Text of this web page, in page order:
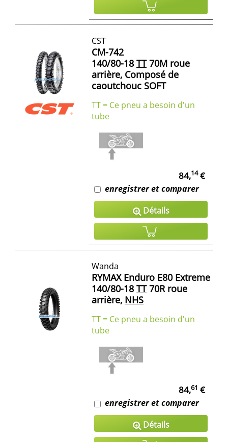
CST
CM-742
140/80-18 TT70M roue
arrière, Composé de
caoutchouc SOFT
TT = Ce pneu a besoin d'un
tube
84,14€
enregistrer et comparer
Détails
Wanda
RYMAX Enduro E80 Extreme
140/80-18 TT70R roue
arrière, NHS
TT = Ce pneu a besoin d'un
tube
84,61 €
enregistrer et comparer
Détails